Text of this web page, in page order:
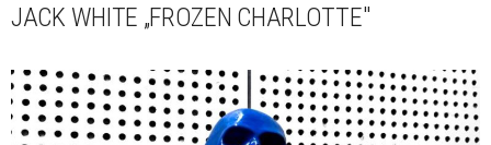
JACK WHITE „FROZEN CHARLOTTE"